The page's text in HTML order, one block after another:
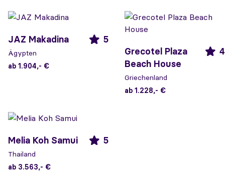
JAZ Makadina 5
Ägypten
ab 1.904,- €
Grecotel Plaza
Beach House
4
Griechenland
ab 1.228,- €
Melia Koh Samui 5
Thailand
ab 3.563,- €